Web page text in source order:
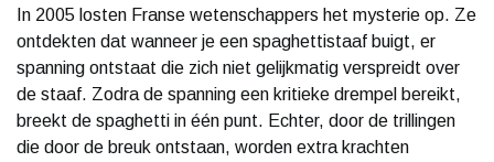
In 2005 losten Franse wetenschappers het mysterie op. Ze
ontdekten dat wanneer je een spaghettistaaf buigt, er
spanning ontstaat die zich niet gelijkmatig verspreidt over
de staaf. Zodra de spanning een kritieke drempel bereikt,
breekt de spaghetti in één punt. Echter, door de trillingen
die door de breuk ontstaan, worden extra krachten